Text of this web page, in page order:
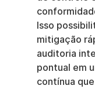
Isso
mitigação
auditoria
pontual em
contínua